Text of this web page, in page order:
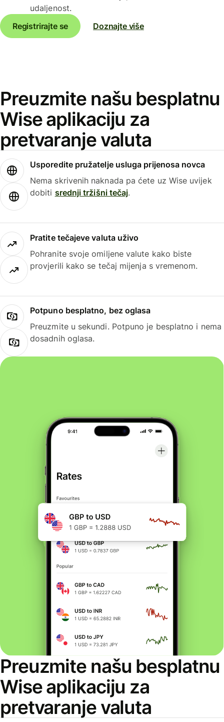
udaljenost.
Registrirajte se
Doznajte više
Preuzmite našu besplatnu
Wise aplikaciju za
pretvaranje valuta
Usporedite pružatelje usluga prijenosa novca
Nema skrivenih naknada pa ćete uz Wise uvijek
dobiti srednji tržišni tečaj.
Pratite tečajeve valuta uživo
Pohranite svoje omiljene valute kako biste
provjerili kako se tečaj mijenja s vremenom.
Potpuno besplatno, bez oglasa
Preuzmite u sekundi. Potpuno je besplatno i nema
dosadnih oglasa.
Preuzmite našu besplatnu
Wise aplikaciju za
pretvaranje valuta